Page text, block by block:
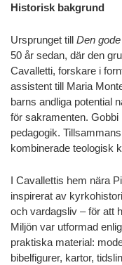
Historisk bakgrund
Ursprunget till Den
50 år sedan, där den
Cavalletti, forskare i
assistent till Maria
barns andliga potential
för sakramenten.
pedagogik.
kombinerade teologisk
I Cavallettis hem nära
inspirerat av
och vardagsliv – för att
Miljön var utformad
praktiska material:
bibelfigurer, kartor,